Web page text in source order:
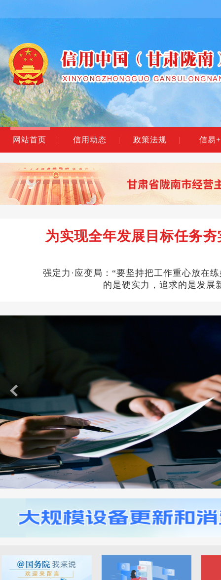
网站首页 | 信用动态 | 政策法规 | 信易+
为实现全年发展目标任务
强定力·应变局：“要坚持把工作重心放在
的是硬实力，追求的是发展